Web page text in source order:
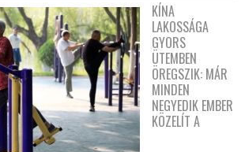
KÍNA
LAKOSSÁGA
GYORS
ÜTEMBEN
ÖREGSZIK: MÁR
MINDEN
NEGYEDIK EMBER
KÖZELÍT A